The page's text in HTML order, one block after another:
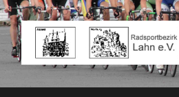
Lahn
e.V.